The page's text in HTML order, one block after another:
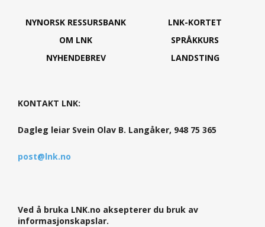
NYNORSK RESSURSBANK
OM LNK
NYHENDEBREV
LNK-KORTET
SPRÅKKURS
LANDSTING
KONTAKT LNK:
Dagleg leiar Svein Olav B. Langåker, 948 75 365
post@lnk.no
Ved å bruka LNK.no aksepterer du bruk av
informasjonskapslar.